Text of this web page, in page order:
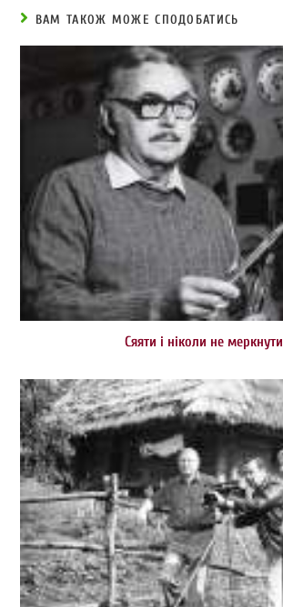
ВАМ ТАКОЖ МОЖЕ СПОДОБАТИСЬ
Сяяти і ніколи не меркнути